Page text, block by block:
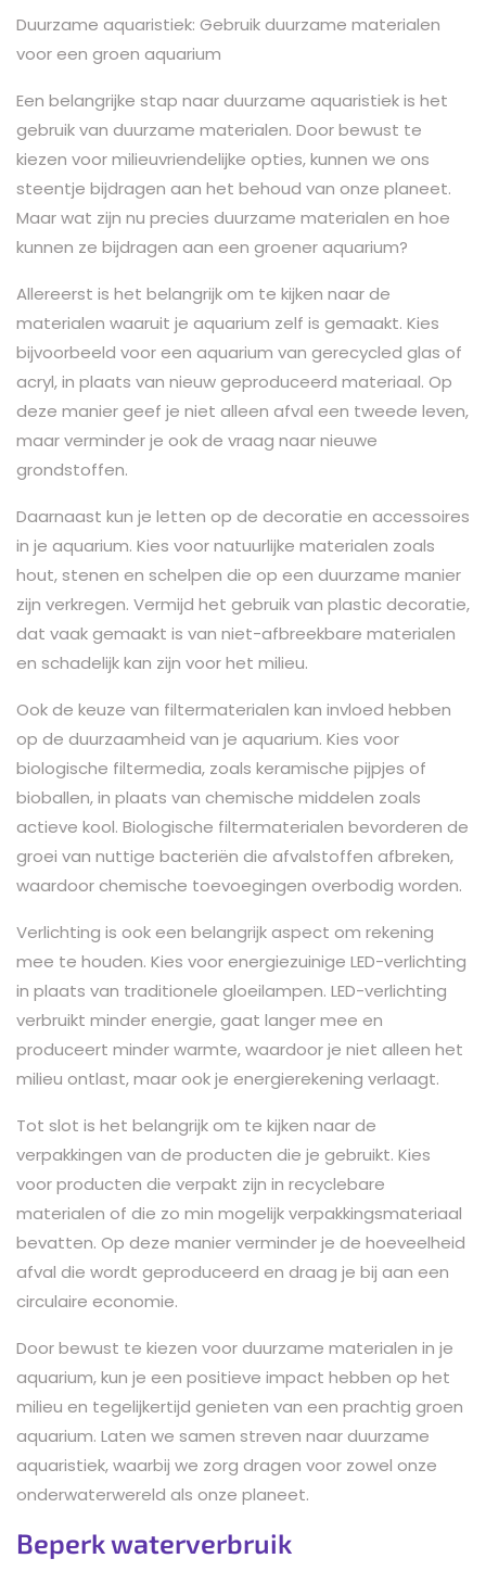
Duurzame aquaristiek: Gebruik duurzame materialen
voor een groen aquarium
Een belangrijke stap naar duurzame aquaristiek is het
gebruik van duurzame materialen. Door bewust te
kiezen voor milieuvriendelijke opties, kunnen we ons
steentje bijdragen aan het behoud van onze planeet.
Maar wat zijn nu precies duurzame materialen en hoe
kunnen ze bijdragen aan een groener aquarium?
Allereerst is het belangrijk om te kijken naar de
materialen waaruit je aquarium zelf is gemaakt. Kies
bijvoorbeeld voor een aquarium van gerecycled glas of
acryl, in plaats van nieuw geproduceerd materiaal. Op
deze manier geef je niet alleen afval een tweede leven,
maar verminder je ook de vraag naar nieuwe
grondstoffen.
Daarnaast kun je letten op de decoratie en accessoires
in je aquarium. Kies voor natuurlijke materialen zoals
hout, stenen en schelpen die op een duurzame manier
zijn verkregen. Vermijd het gebruik van plastic decoratie,
dat vaak gemaakt is van niet-afbreekbare materialen
en schadelijk kan zijn voor het milieu.
Ook de keuze van filtermaterialen kan invloed hebben
op de duurzaamheid van je aquarium. Kies voor
biologische filtermedia, zoals keramische pijpjes of
bioballen, in plaats van chemische middelen zoals
actieve kool. Biologische filtermaterialen bevorderen de
groei van nuttige bacteriën die afvalstoffen afbreken,
waardoor chemische toevoegingen overbodig worden.
Verlichting is ook een belangrijk aspect om rekening
mee te houden. Kies voor energiezuinige LED-verlichting
in plaats van traditionele gloeilampen. LED-verlichting
verbruikt minder energie, gaat langer mee en
produceert minder warmte, waardoor je niet alleen het
milieu ontlast, maar ook je energierekening verlaagt.
Tot slot is het belangrijk om te kijken naar de
verpakkingen van de producten die je gebruikt. Kies
voor producten die verpakt zijn in recyclebare
materialen of die zo min mogelijk verpakkingsmateriaal
bevatten. Op deze manier verminder je de hoeveelheid
afval die wordt geproduceerd en draag je bij aan een
circulaire economie.
Door bewust te kiezen voor duurzame materialen in je
aquarium, kun je een positieve impact hebben op het
milieu en tegelijkertijd genieten van een prachtig groen
aquarium. Laten we samen streven naar duurzame
aquaristiek, waarbij we zorg dragen voor zowel onze
onderwaterwereld als onze planeet.
Beperk waterverbruik